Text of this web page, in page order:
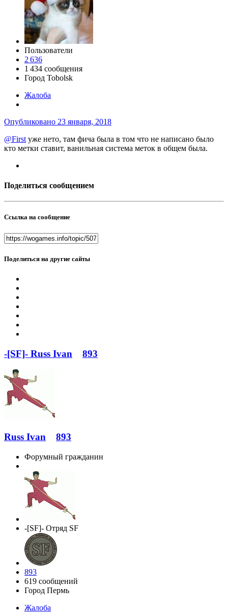
Пользователи
2 636
1 434 сообщения
Город Tobolsk
Жалоба
Опубликовано 23 января, 2018
@First уже нето, там фича была в том что не написано было
кто метки ставит, ванильная система меток в общем была.
Поделиться сообщением
Ссылка на сообщение
Поделиться на другие сайты
-[SF]- Russ Ivan 893
Russ Ivan 893
Форумный гражданин
-[SF]- Отряд SF
893
619 сообщений
Город Пермь
Жалоба